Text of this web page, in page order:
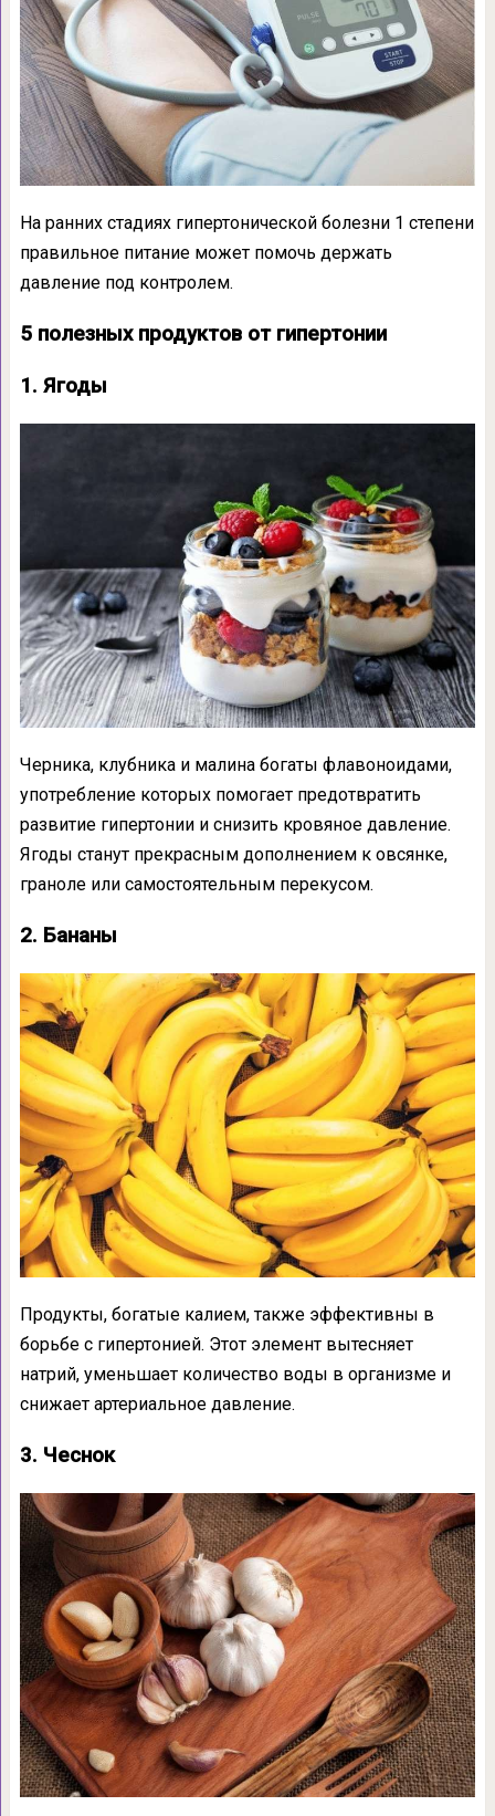
На ранних стадиях гипертонической болезни 1 степени
правильное питание может помочь держать
давление под контролем.
5 полезных продуктов от гипертонии
1. Ягоды
Черника, клубника и малина богаты флавоноидами,
употребление которых помогает предотвратить
развитие гипертонии и снизить кровяное давление.
Ягоды станут прекрасным дополнением к овсянке,
граноле или самостоятельным перекусом.
2. Бананы
Продукты, богатые калием, также эффективны в
борьбе с гипертонией. Этот элемент вытесняет
натрий, уменьшает количество воды в организме и
снижает артериальное давление.
3. Чеснок